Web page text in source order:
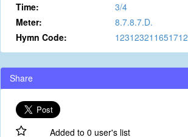
Time:
3/4
Meter:
8.7.8.7.D.
Hymn Code:
123123211651712
Share
Added to 0 user's list